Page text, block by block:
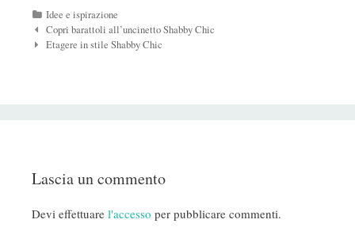
Categorie
Idee e ispirazione
Navigazione
Post
Copri barattoli all’uncinetto Shabby Chic
Etagere in stile Shabby Chic
Lascia un commento
Devi effettuare l'accesso per pubblicare commenti.